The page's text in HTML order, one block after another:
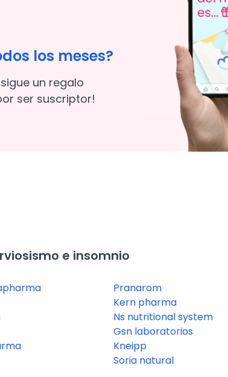
los meses?
un regalo
ser suscriptor!
e insomnio
Pranarom
Kern pharma
Ns nutritional system
Gsn laboratorios
Kneipp
Soria natural